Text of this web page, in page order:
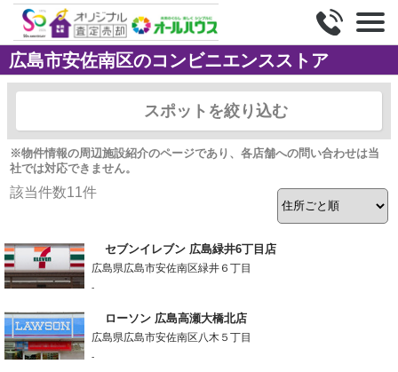
広島市安佐南区のコンビニエンスストア
スポットを絞り込む
※物件情報の周辺施設紹介のページであり、各店舗への問い合わせは当
社では対応できません。
該当件数11件
セブンイレブン 広島緑井6丁目店
広島県広島市安佐南区緑井６丁目
-
ローソン 広島高瀬大橋北店
広島県広島市安佐南区八木５丁目
-